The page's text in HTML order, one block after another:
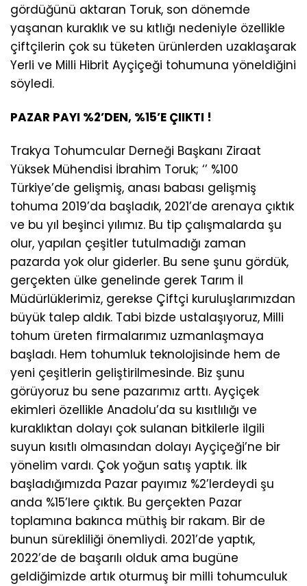
gördüğünü aktaran Toruk, son dönemde
yaşanan kuraklık ve su kıtlığı nedeniyle özellikle
çiftçilerin çok su tüketen ürünlerden uzaklaşarak
Yerli ve Milli Hibrit Ayçiçeği tohumuna yöneldiğini
söyledi.
PAZAR PAYI %2’DEN, %15’E ÇIIKTI !
Trakya Tohumcular Derneği Başkanı Ziraat
Yüksek Mühendisi İbrahim Toruk; ‘’ %100
Türkiye’de gelişmiş, anası babası gelişmiş
tohuma 2019’da başladık, 2021’de arenaya çıktık
ve bu yıl beşinci yılımız. Bu tip çalışmalarda şu
olur, yapılan çeşitler tutulmadığı zaman
pazarda yok olur giderler. Bu sene şunu gördük,
gerçekten ülke genelinde gerek Tarım İl
Müdürlüklerimiz, gerekse Çiftçi kuruluşlarımızdan
büyük talep aldık. Tabi bizde ustalaşıyoruz, Milli
tohum üreten firmalarımız uzmanlaşmaya
başladı. Hem tohumluk teknolojisinde hem de
yeni çeşitlerin geliştirilmesinde. Biz şunu
görüyoruz bu sene pazarımız arttı. Ayçiçek
ekimleri özellikle Anadolu’da su kısıtlılığı ve
kuraklıktan dolayı çok sulanan bitkilerle ilgili
suyun kısıtlı olmasından dolayı Ayçiçeği’ne bir
yönelim vardı. Çok yoğun satış yaptık. İlk
başladığımızda Pazar payımız %2’lerdeydi şu
anda %15’lere çıktık. Bu gerçekten Pazar
toplamına bakınca müthiş bir rakam. Bir de
bunun sürekliliği önemliydi. 2021’de yaptık,
2022’de de başarılı olduk ama bugüne
geldiğimizde artık oturmuş bir milli tohumculuk